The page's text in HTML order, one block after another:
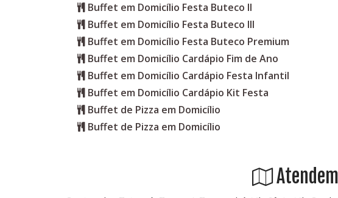
Buffet em Domicílio Festa Buteco II
Buffet em Domicílio Festa Buteco III
Buffet em Domicílio Festa Buteco Premium
Buffet em Domicílio Cardápio Fim de Ano
Buffet em Domicílio Cardápio Festa Infantil
Buffet em Domicílio Cardápio Kit Festa
Buffet de Pizza em Domicílio
Buffet de Pizza em Domicílio